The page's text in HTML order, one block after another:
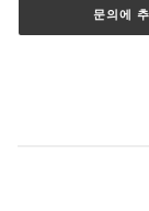
문의에